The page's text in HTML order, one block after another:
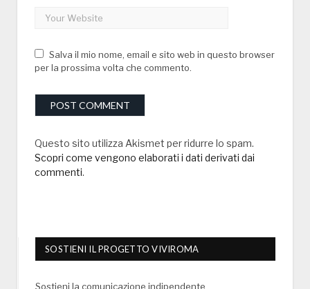
Salva il mio nome, email e sito web in questo browser
per la prossima volta che commento.
Questo sito utilizza Akismet per ridurre lo spam.
Scopri come vengono elaborati i dati derivati dai
commenti.
SOSTIENI IL PROGETTO VIVIROMA
Sostieni la comunicazione indipendente